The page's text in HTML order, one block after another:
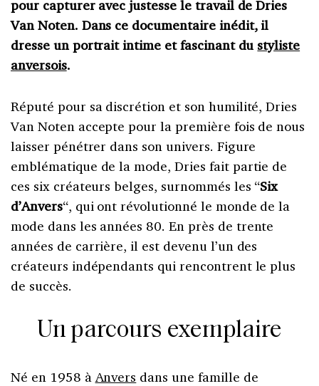
pour capturer avec justesse le travail de Dries
Van Noten. Dans ce documentaire inédit, il
dresse un portrait intime et fascinant du styliste
anversois.
Réputé pour sa discrétion et son humilité, Dries
Van Noten accepte pour la première fois de nous
laisser pénétrer dans son univers. Figure
emblématique de la mode, Dries fait partie de
ces six créateurs belges, surnommés les “Six
d’Anvers“, qui ont révolutionné le monde de la
mode dans les années 80. En près de trente
années de carrière, il est devenu l’un des
créateurs indépendants qui rencontrent le plus
de succès.
Un parcours exemplaire
Né en 1958 à Anvers dans une famille de